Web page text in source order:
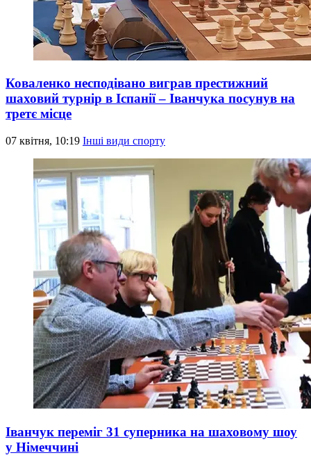
Коваленко несподівано виграв престижний
шаховий турнір в Іспанії – Іванчука посунув на
третє місце
07 квітня, 10:19 Інші види спорту
Іванчук переміг 31 суперника на шаховому шоу
у Німеччині